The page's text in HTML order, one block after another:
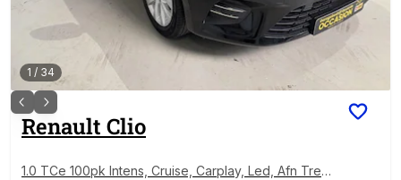
1 / 34
Renault Clio
1.0 TCe 100pk Intens, Cruise, Carplay, Led, Afn Trekh